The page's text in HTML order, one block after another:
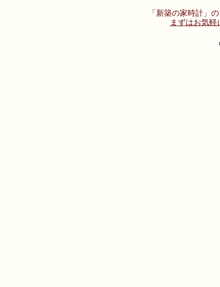
「新築の家時計」
まずはお気